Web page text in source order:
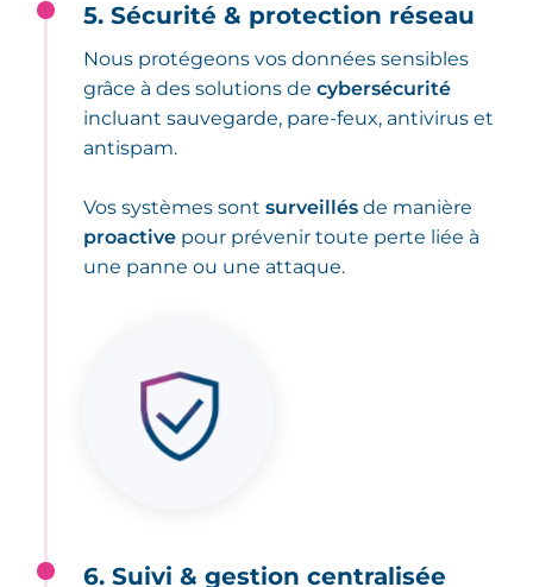
5. Sécurité & protection réseau
Nous protégeons vos données sensibles
grâce à des solutions decybersécurité
incluant sauvegarde, pare-feux, antivirus et
antispam.
Vos systèmes sontsurveillés de manière
proactive pour prévenir toute perte liée à
une panne ou une attaque.
6. Suivi & gestion centralisée